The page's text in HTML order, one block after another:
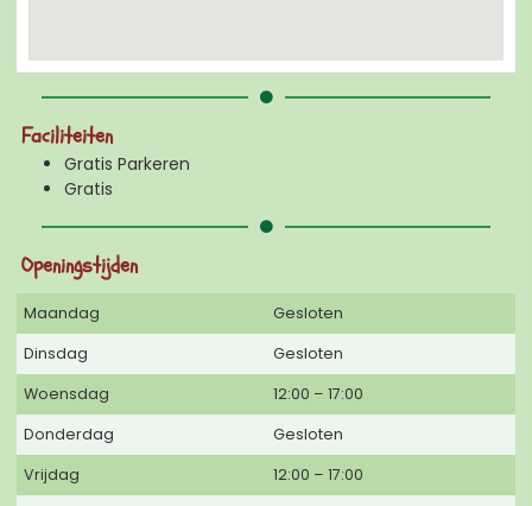
Faciliteiten
Gratis Parkeren
Gratis
Openingstijden
Maandag
Gesloten
Dinsdag
Gesloten
Woensdag
12:00 – 17:00
Donderdag
Gesloten
Vrijdag
12:00 – 17:00